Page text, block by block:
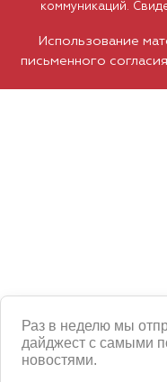
Использование
письменного
коммуникаций.
Раз в неделю мы
дайджест с самыми
новостями.